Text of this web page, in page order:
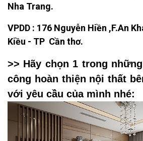
Nha Trang.
VPDD : 176 Nguyễn Hiền ,F.An
Kiều - TP Cần thơ.
>> Hãy chọn 1 trong
công hoàn thiện nội thất
với yêu cầu của mình nhé: